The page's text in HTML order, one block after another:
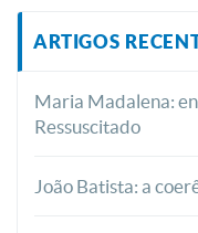
ARTIGOS
Maria Madalena:
Ressuscitado
João Batista: a